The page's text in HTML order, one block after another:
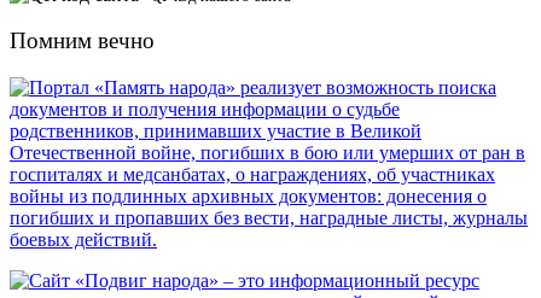
Помним вечно